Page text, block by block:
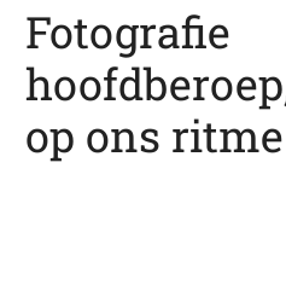
op ons ritme